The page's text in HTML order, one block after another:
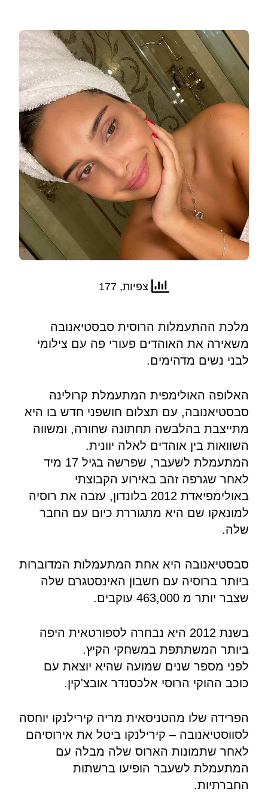
צפיות, 177
מלכת ההתעמלות הרוסית סבסטיאנובה
משאירה את האוהדים פעורי פה עם צילומי
לבני נשים מדהימים.
האלופה האולימפית המתעמלת קרולינה
סבסטיאנובה, עם תצלום חושפני חדש בו היא
מתייצבת בהלבשה תחתונה שחורה, ומשווה
השוואות בין אוהדים לאלה יוונית.
המתעמלת לשעבר, שפרשה בגיל 17 מיד
לאחר שגרפה זהב באירוע הקבוצתי
באולימפיאדת 2012 בלונדון, עזבה את רוסיה
למונאקו שם היא מתגוררת כיום עם החבר
שלה.
סבסטיאנובה היא אחת המתעמלות המדוברות
ביותר ברוסיה עם חשבון האינסטגרם שלה
שצבר יותר מ 463,000 עוקבים.
בשנת 2012 היא נבחרה לספורטאית היפה
ביותר המשתתפת במשחקי הקיץ.
לפני מספר שנים שמועה שהיא יוצאת עם
כוכב ההוקי הרוסי אלכסנדר אובצ'קין.
הפרידה שלו מהטניסאית מריה קירילנקו יוחסה
לסווסטיאנובה – קירילנקו ביטל את אירוסיהם
לאחר שתמונות הארוס שלה מבלה עם
המתעמלת לשעבר הופיעו ברשתות
החברתיות.